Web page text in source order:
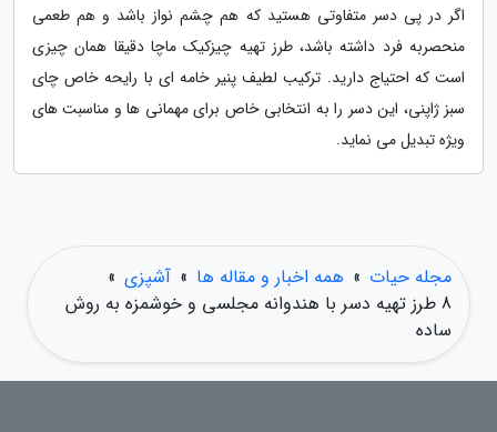
اگر در پی دسر متفاوتی هستید که هم چشم نواز باشد و هم طعمی
منحصربه فرد داشته باشد، طرز تهیه چیزکیک ماچا دقیقا همان چیزی
است که احتیاج دارید. ترکیب لطیف پنیر خامه ای با رایحه خاص چای
سبز ژاپنی، این دسر را به انتخابی خاص برای مهمانی ها و مناسبت های
ویژه تبدیل می نماید.
مجله حیات » همه اخبار و مقاله ها » آشپزی »
8 طرز تهیه دسر با هندوانه مجلسی و خوشمزه به روش
ساده